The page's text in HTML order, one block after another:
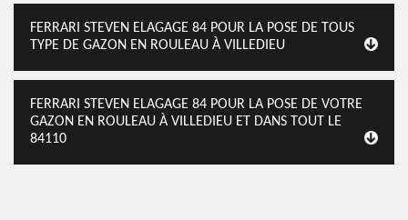
FERRARI STEVEN ELAGAGE 84 POUR LA POSE DE TOUS
TYPE DE GAZON EN ROULEAU À VILLEDIEU
FERRARI STEVEN ELAGAGE 84 POUR LA POSE DE VOTRE
GAZON EN ROULEAU À VILLEDIEU ET DANS TOUT LE
84110